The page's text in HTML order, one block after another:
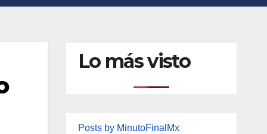
Lo más visto
Posts by MinutoFinalMx